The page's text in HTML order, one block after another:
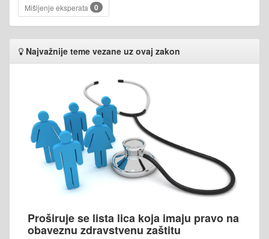
Mišljenje eksperata
0
Najvažnije teme vezane uz ovaj zakon
Proširuje se lista lica koja imaju pravo na
obaveznu zdravstvenu zaštitu